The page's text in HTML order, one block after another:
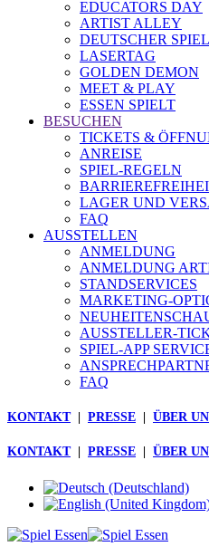
EDUCATORS DAY
ARTIST ALLEY
DEUTSCHER
LASERTAG
GOLDEN DEMON
MEET & PLAY
ESSEN SPIELT
BESUCHEN
TICKETS &
ANREISE
SPIEL-REGELN
LAGER UND
FAQ
AUSSTELLEN
ANMELDUNG
ANMELDUNG
STANDSERVICES
MARKETING-
AUSSTELLER-
SPIEL-APP
FAQ
KONTAKT| PRESSE ÜBER
KONTAKT| PRESSE ÜBER